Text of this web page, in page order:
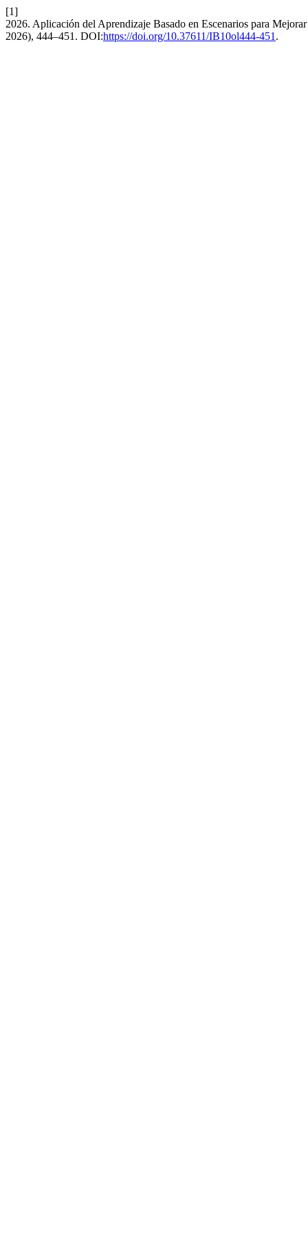
[1]
2026. Aplicación del Aprendizaje Basado en Escenarios para
2026), 444–451. DOI:https://doi.org/10.37611/IB10ol444-451 .